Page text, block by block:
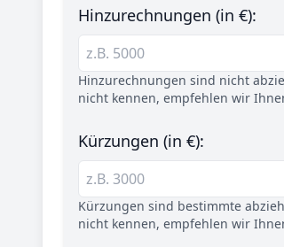
Hinzurechnungen (in €):
Hinzurechnungen sind nicht
nicht kennen, empfehlen wir
Kürzungen (in €):
Kürzungen sind bestimmte
nicht kennen, empfehlen wir